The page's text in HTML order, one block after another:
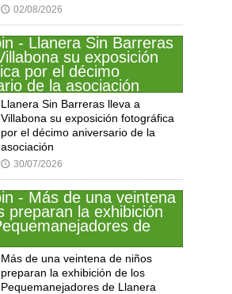
🕔 02/08/2026
Llanera Sin Barreras lleva a
Villabona su exposición fotográfica
por el décimo aniversario de la
asociación
🕔 30/07/2026
Más de una veintena de niños
preparan la exhibición de los
Pequemanejadores de Llanera